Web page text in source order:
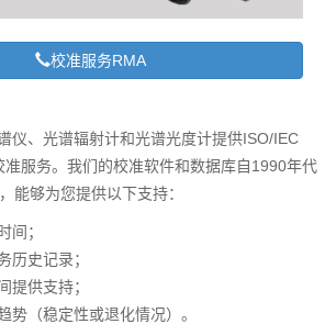
校准服务RMA
仪、光谱辐射计和光谱光度计提供ISO/IEC
服务。我们的校准软件和数据库自1990年代
能够为您提供以下支持：
间；
历史记录；
提供支持；
势（稳定性或退化情况）。